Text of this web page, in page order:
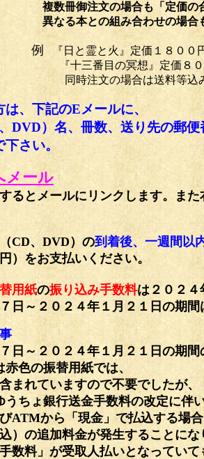
合も「定価の合計金額＋２
み合わせの場合も同
例
『日と霊と火』定価１８００
想』定価８００円と『君
合は送料等込みで１９
記のEメールに、
名、冊数、送り先の郵便番
い。
メール
るとメールにリンクします。ま
CD、DVD）の到着後、一週間以
）をお支払いください。
用紙の振り込み手数料は２０２４
日～２０２４年１月２１日の期
日～２０２４年１月２１日の期間
色の振替用紙では、
まれていますので不要でしたが、
うちょ銀行送金手数料の改定に伴い
ATMから「現金」で払込する場合
）の追加料金が発生することにな
数料」が受取人払いとなっていて